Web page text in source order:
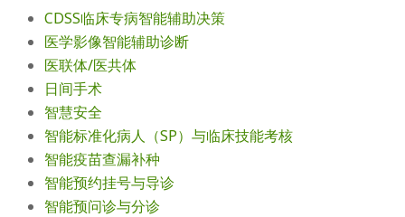
CDSS临床专病智能辅助决策
医学影像智能辅助诊断
医联体/医共体
日间手术
智慧安全
智能标准化病人（SP）与临床技能考核
智能疫苗查漏补种
智能预约挂号与导诊
智能预问诊与分诊